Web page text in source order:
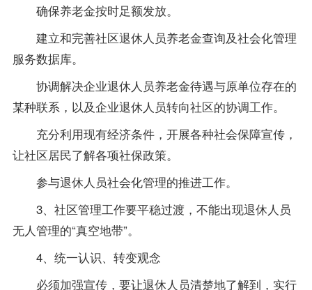
确保养老金按时足额发放。
建立和完善社区退休人员养老金查询及社会化管理
服务数据库。
协调解决企业退休人员养老金待遇与原单位存在的
某种联系，以及企业退休人员转向社区的协调工作。
充分利用现有经济条件，开展各种社会保障宣传，
让社区居民了解各项社保政策。
参与退休人员社会化管理的推进工作。
3、社区管理工作要平稳过渡，不能出现退休人员
无人管理的“真空地带”。
4、统一认识、转变观念
必须加强宣传，要让退休人员清楚地了解到，实行